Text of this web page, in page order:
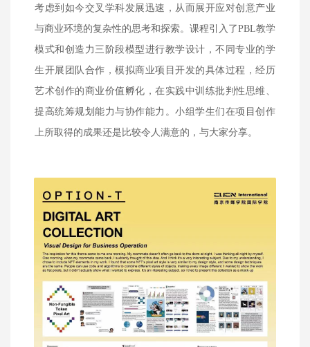
考虑到如今交叉学科发展迅速，从而展开应对创意产业
与商业环境的复杂性的思考和探索。课程引入了PBL教学
模式和创造力三阶段模型进行教学设计，不同专业的学
生开展团队合作，模拟商业项目开发的具体过程，经历
艺术创作的商业价值孵化，在实践中训练批判性思维、
提高统筹规划能力与协作能力。小组学生们在项目创作
上所取得的成果还是比较令人满意的，与大家分享。